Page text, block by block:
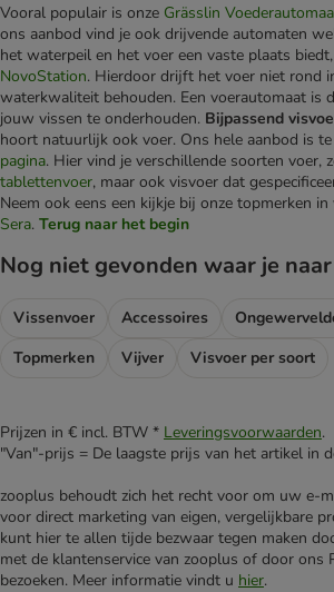
Vooral populair is onze Grässlin
ons aanbod vind je ook drijvende automaten
het waterpeil en het voer een vaste plaats
NovoStation. Hierdoor drijft het voer niet rond
waterkwaliteit behouden. Een voerautomaat is
jouw vissen te onderhouden. Bijpassend
hoort natuurlijk ook voer. Ons hele aanbod is
pagina. Hier vind je verschillende soorten voer,
tablettenvoer, maar ook visvoer dat
Neem ook eens een kijkje bij onze topmerken in
Sera. Terug naar het begin
Nog niet gevonden waar je
Vissenvoer Accessoires
Topmerken
Vijver Visvoer per soort
Prijzen in € incl. BTW * Leveringsvoorwaarden.
"Van"-prijs = De laagste prijs van het artikel in
zooplus behoudt zich het recht voor om uw e-
voor direct marketing van eigen, vergelijkbare
kunt hier te allen tijde bezwaar tegen maken
met de klantenservice van zooplus of door ons
bezoeken. Meer informatie vindt u hier.